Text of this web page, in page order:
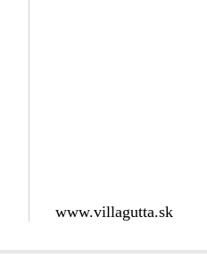
www.villagutta.sk